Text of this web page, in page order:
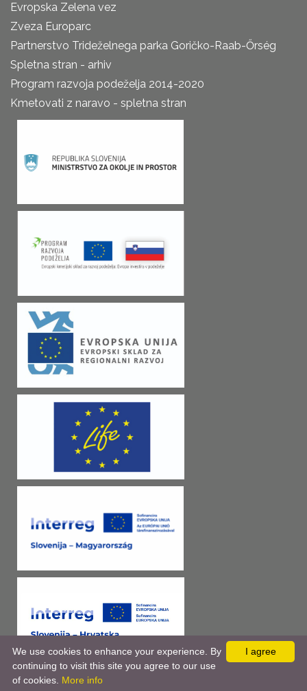
Evropska Zelena vez
Zveza Europarc
Partnerstvo Trideželnega parka Goričko-Raab-Őrség
Spletna stran - arhiv
Program razvoja podeželja 2014-2020
Kmetovati z naravo - spletna stran
I agree
We use cookies to enhance your experience. By
continuing to visit this site you agree to our use
of cookies. More info